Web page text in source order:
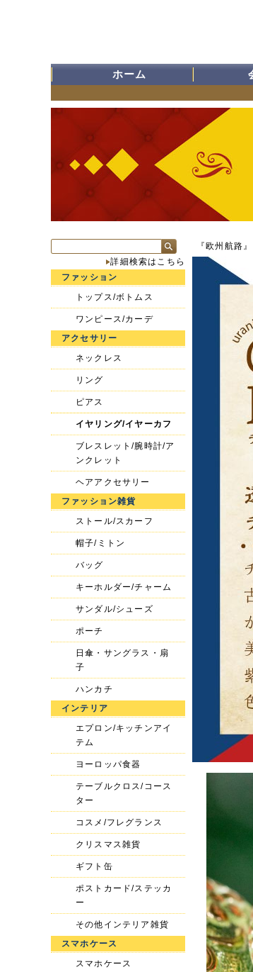
ホーム
『欧州航路』
詳細検索はこちら
ファッション
トップス/ボトムス
ワンピース/カーデ
アクセサリー
ネックレス
リング
ピアス
イヤリング/イヤーカフ
ブレスレット/腕時計/ア
ンクレット
ヘアアクセサリー
ファッション雑貨
ストール/スカーフ
帽子/ミトン
バッグ
キーホルダー/チャーム
サンダル/シューズ
ポーチ
日傘・サングラス・扇
子
ハンカチ
インテリア
エプロン/キッチンアイ
テム
ヨーロッパ食器
テーブルクロス/コース
ター
コスメ/フレグランス
クリスマス雑貨
ギフト缶
ポストカード/ステッカ
ー
その他インテリア雑貨
スマホケース
スマホケース